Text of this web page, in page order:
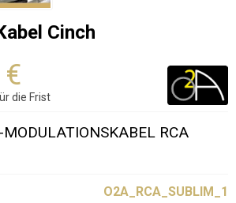
Cinch
die Frist
MODULATIONSKABEL RCA
O2A_RCA_SUBLIM_1